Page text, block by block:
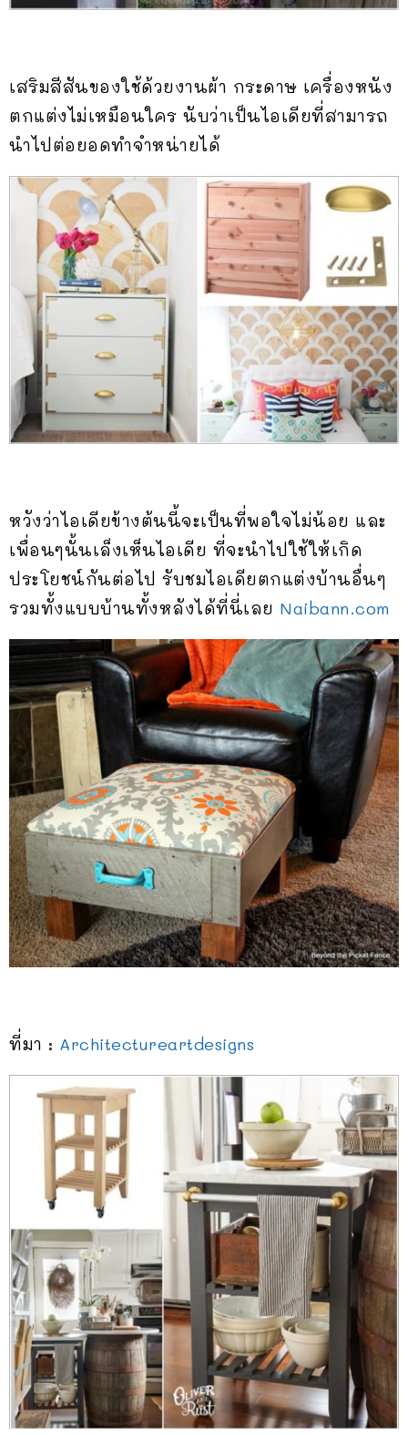
เสริมสีสันของใช้ด้วยงานผ้า กระดาษ เครื่องหนัง
ตกแต่งไม่เหมือนใคร นับว่าเป็นไอเดียที่สามารถ
นำไปต่อยอดทำจำหน่ายได้
หวังว่าไอเดียข้างต้นนี้จะเป็นที่พอใจไม่น้อย และ
เพื่อนๆนั้นเล็งเห็นไอเดีย ที่จะนำไปใช้ให้เกิด
ประโยชน์กันต่อไป รับชมไอเดียตกแต่งบ้านอื่นๆ
รวมทั้งแบบบ้านทั้งหลังได้ที่นี่เลย Naibann.com
ที่มา : Architectureartdesigns